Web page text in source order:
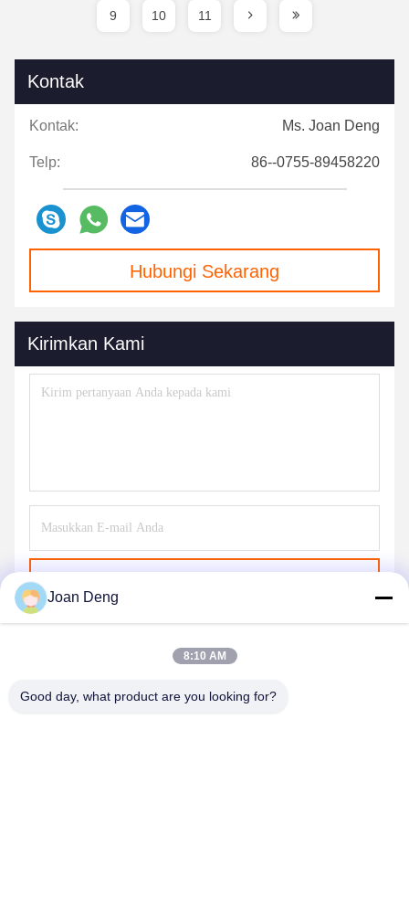
9 10 11
Kontak
Kontak: Ms. Joan Deng
Telp: 86--0755-89458220
Hubungi Sekarang
Kirimkan Kami
Joan Deng
8:10 AM
Good day, what product are you looking for?